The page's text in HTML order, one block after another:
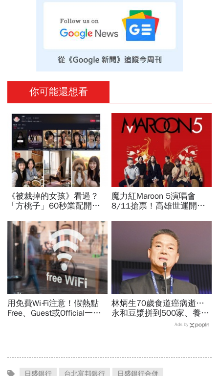
你可能還想看
《被裁掉的女孩》看過？
「方桃子」60秒業配開價
演到比真人還真：讓網紅反
學她
魔力紅Maroon 5演唱會
8/11搶票！高雄世運開唱
用免費Wi‑Fi注意！假熱點
Free、Guest或Official一按
林炳生70歲食道癌病逝…
永和豆漿拼到500家、養生
愛運動為何罹癌？食道癌初
Ads by
日盛銀行 台北富邦銀行 日盛銀行合併